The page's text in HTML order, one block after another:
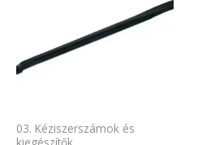
03. Kéziszerszámok és